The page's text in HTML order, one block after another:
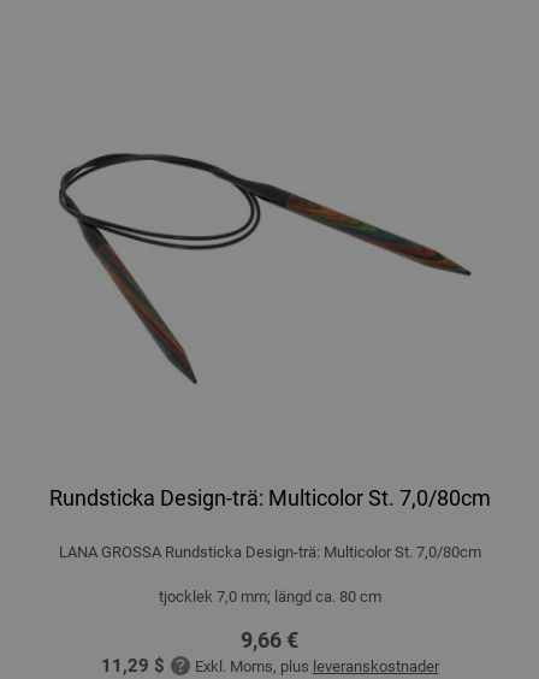
Rundsticka Design-trä: Multicolor St. 7,0/80cm
LANA GROSSA Rundsticka Design-trä: Multicolor St. 7,0/80cm
tjocklek 7,0 mm; längd ca. 80 cm
9,66 €
11,29 $ Exkl. Moms, plus leveranskostnader